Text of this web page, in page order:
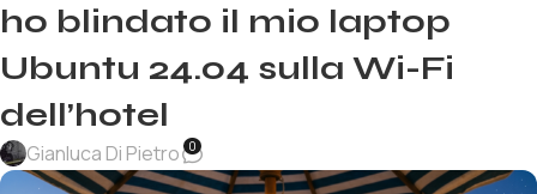
ho blindato il mio laptop
Ubuntu 24.04 sulla Wi-Fi
dell’hotel
Gianluca Di Pietro 0